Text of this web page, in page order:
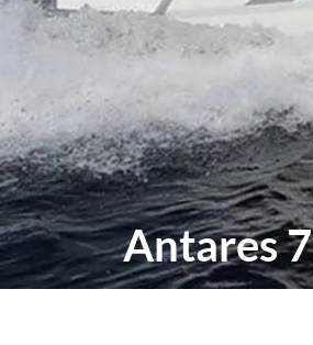
Antares 7